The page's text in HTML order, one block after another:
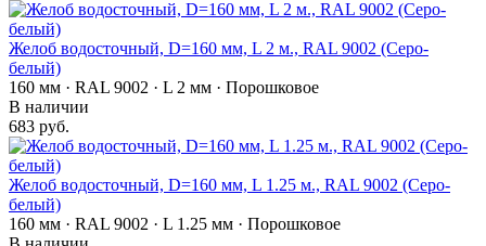
Желоб водосточный, D=160 мм, L 2 м., RAL 9002 (Серо-
белый)
160 мм · RAL 9002 · L 2 мм · Порошковое
В наличии
683 руб.
Желоб водосточный, D=160 мм, L 1.25 м., RAL 9002 (Серо-
белый)
160 мм · RAL 9002 · L 1.25 мм · Порошковое